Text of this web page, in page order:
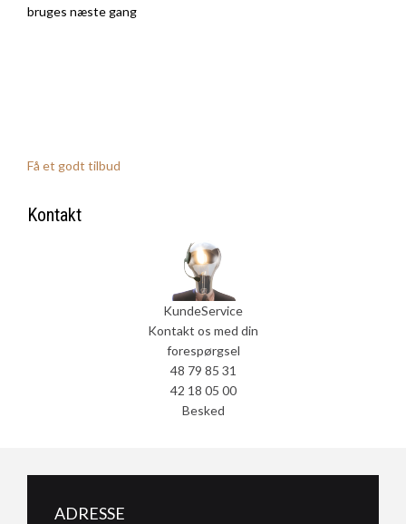
bruges næste gang
Få et godt tilbud
Kontakt
KundeService
Kontakt os med din
forespørgsel
48 79 85 31
42 18 05 00
Besked
ADRESSE